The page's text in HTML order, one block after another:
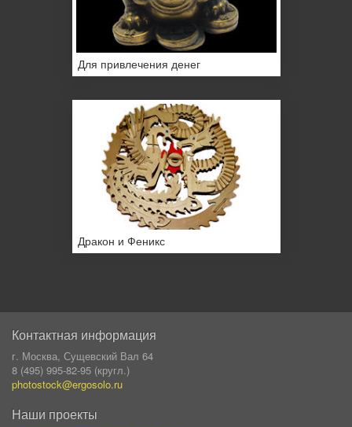
Для привлечения денег
Дракон и Феникс
Контактная информация
г. Москва, Сущевский Вал 64
8 (495) 995-82-95 (кругл.)
photostock@ergosolo.ru
Наши проекты